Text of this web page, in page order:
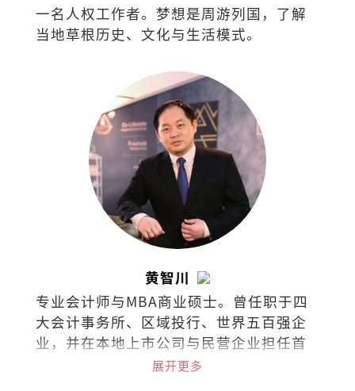
一名人权工作者。梦想是周游列国，了解
当地草根历史、文化与生活模式。
黄智川
专业会计师与MBA商业硕士。曾任职于四
大会计事务所、区域投行、世界五百强企
业，并在本地上市公司与民营企业担任首
席财务长（CFO）。热衷于企业策略、战
展开更多